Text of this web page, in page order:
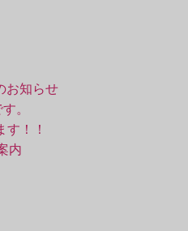
お知らせ
。
す！！
内